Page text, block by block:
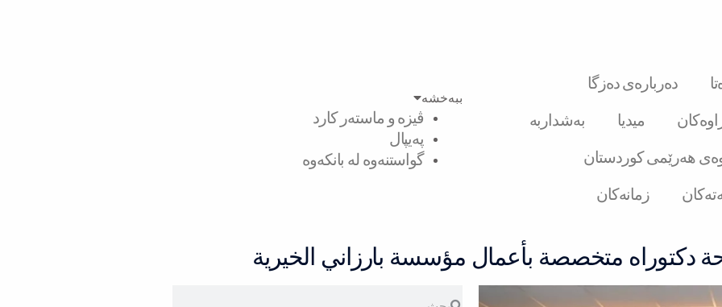
دەربارەی دەزگا
میدیا
بەشداربە
هەرێمی کوردستان
زمانەکان
ببەخشە
ڤیزە و ماستەر کارد
پەیپال
گواستنەوە لە بانکەوە
متخصصة بأعمال مؤسسة بارزاني الخيرية